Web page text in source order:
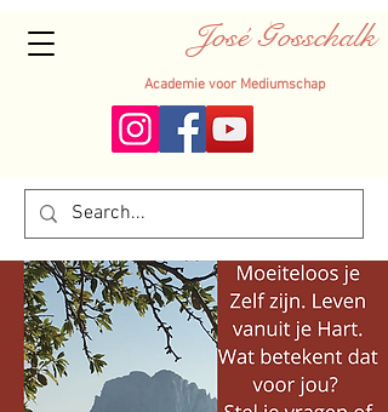
José Gosschalk
Academie voor Mediumschap